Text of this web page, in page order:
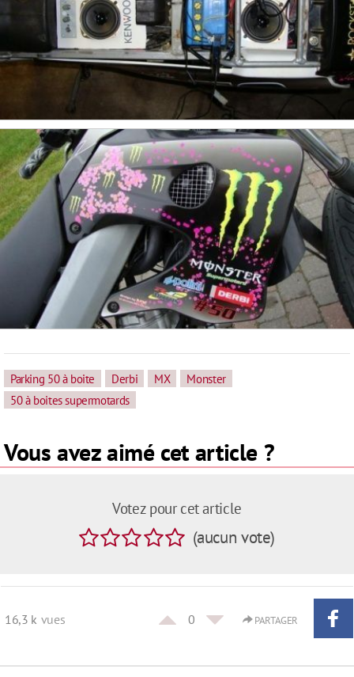
Parking 50 à boite Derbi MX
Monster
50 à boites supermotards
Vous avez aimé cet article ?
Votez pour cet article
(aucun vote)
16,3 k vues 0 PARTAGER